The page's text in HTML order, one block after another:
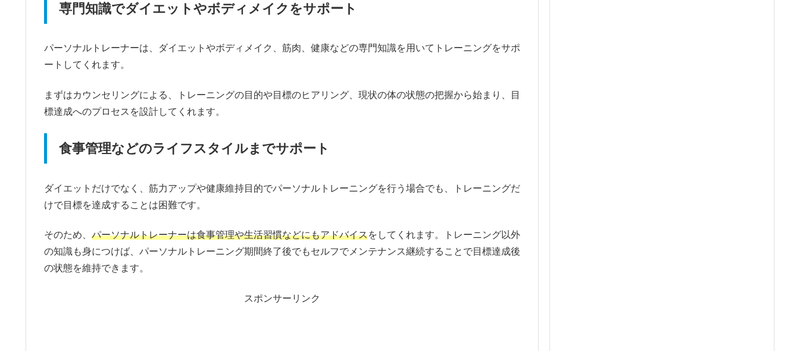
専門知識でダイエットやボディメイクをサポート
パーソナルトレーナーは、ダイエットやボディメイク、筋肉、健康などの専門知識を用いてトレーニングをサポ
ートしてくれます。
まずはカウンセリングによる、トレーニングの目的や目標のヒアリング、現状の体の状態の把握から始まり、目
標達成へのプロセスを設計してくれます。
食事管理などのライフスタイルまでサポート
ダイエットだけでなく、筋力アップや健康維持目的でパーソナルトレーニングを行う場合でも、トレーニングだ
けで目標を達成することは困難です。
そのため、 パーソナルトレーナーは食事管理や生活習慣などにもアドバイスをしてくれます。トレーニング以外
の知識も身につけば、パーソナルトレーニング期間終了後でもセルフでメンテナンス継続することで目標達成後
の状態を維持できます。
スポンサーリンク